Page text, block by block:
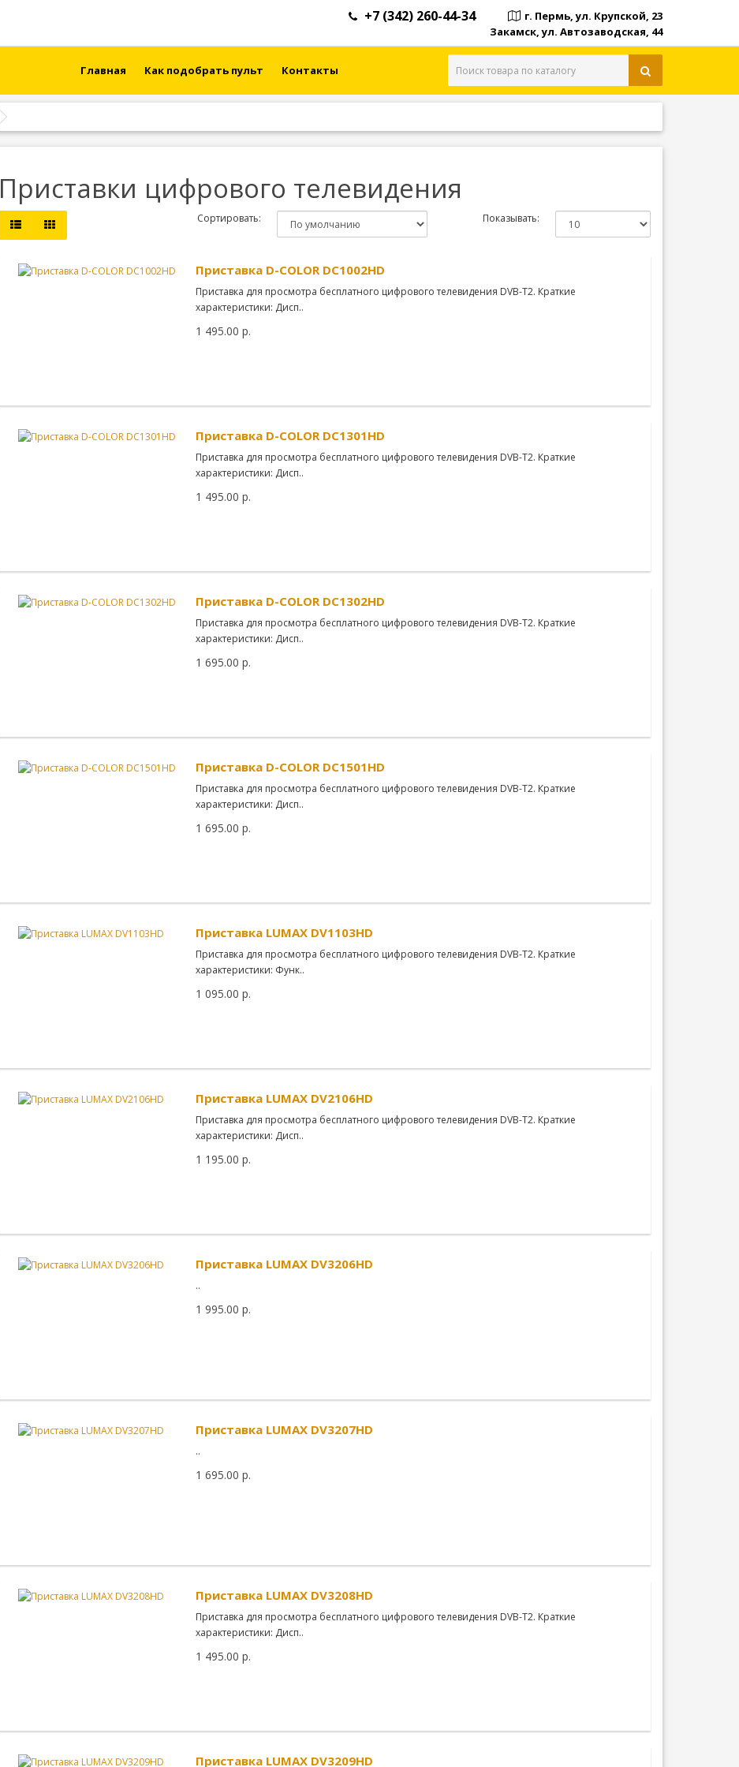
+7 (342) 260-44-34
г. Пермь, ул. Крупской, 23
Закамск, ул. Автозаводская, 44
Главная Как подобрать пульт Контакты
Приставки цифрового телевидения
Сортировать: Показывать:
Приставка D-COLOR DC1002HD
Приставка для просмотра бесплатного цифрового телевидения DVB-T2. Краткие
характеристики: Дисп..
1 495.00 р.
Приставка D-COLOR DC1301HD
Приставка для просмотра бесплатного цифрового телевидения DVB-T2. Краткие
характеристики: Дисп..
1 495.00 р.
Приставка D-COLOR DC1302HD
Приставка для просмотра бесплатного цифрового телевидения DVB-T2. Краткие
характеристики: Дисп..
1 695.00 р.
Приставка D-COLOR DC1501HD
Приставка для просмотра бесплатного цифрового телевидения DVB-T2. Краткие
характеристики: Дисп..
1 695.00 р.
Приставка LUMAX DV1103HD
Приставка для просмотра бесплатного цифрового телевидения DVB-T2. Краткие
характеристики: Функ..
1 095.00 р.
Приставка LUMAX DV2106HD
Приставка для просмотра бесплатного цифрового телевидения DVB-T2. Краткие
характеристики: Дисп..
1 195.00 р.
Приставка LUMAX DV3206HD
..
1 995.00 р.
Приставка LUMAX DV3207HD
..
1 695.00 р.
Приставка LUMAX DV3208HD
Приставка для просмотра бесплатного цифрового телевидения DVB-T2. Краткие
характеристики: Дисп..
1 495.00 р.
Приставка LUMAX DV3209HD